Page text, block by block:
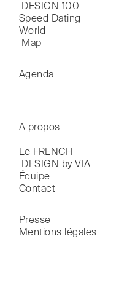
DESIGN 100
Speed Dating
World
Map
Agenda
A propos
Le FRENCH
DESIGN by VIA
Équipe
Contact
Presse
Mentions légales